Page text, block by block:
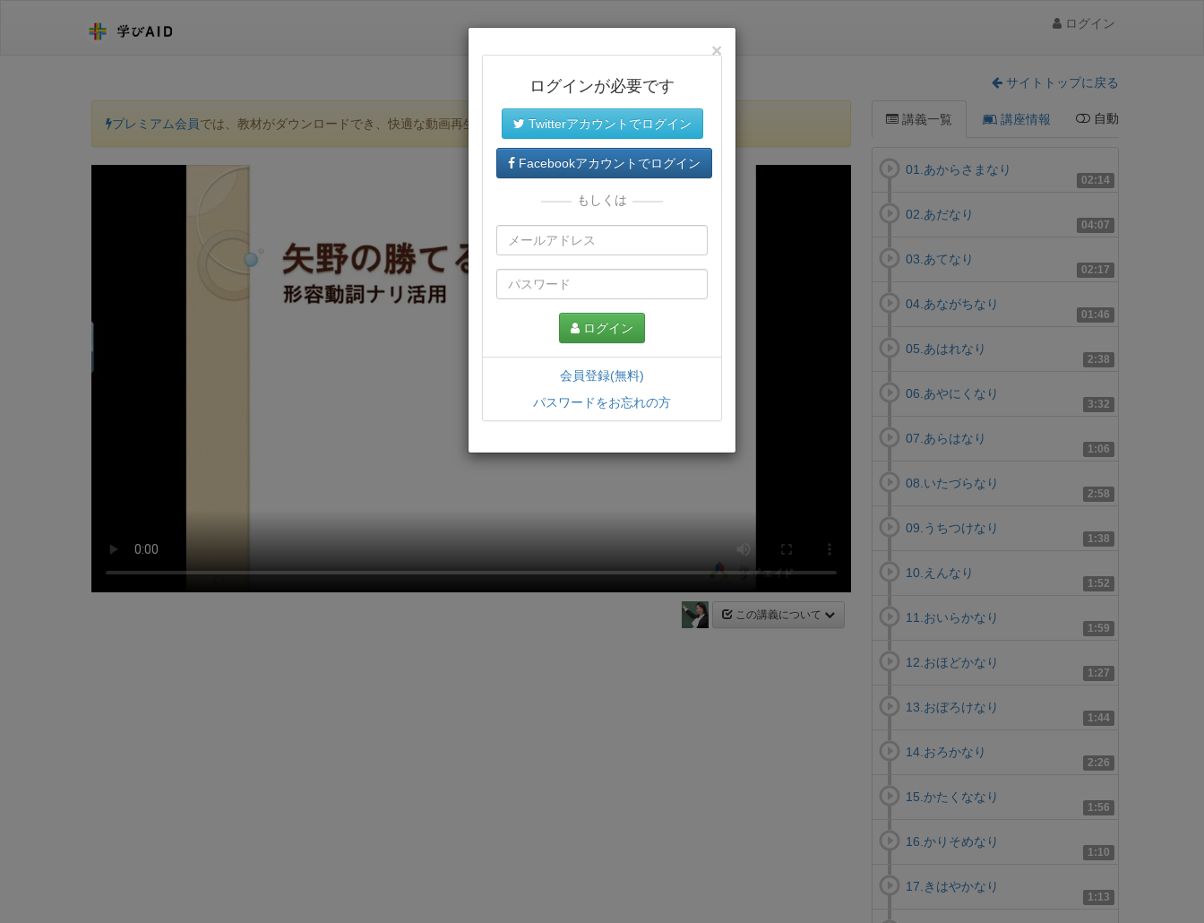
ログイン
サイトトップに戻る
プレミアム会員では、教材がダウンロードでき、快適な動画再生環境が提供されます。
この講義について
講義一覧 講座情報 自動
02:14
01.あからさまなり
04:07
02.あだなり
02:17
03.あてなり
01:46
04.あながちなり
2:38
05.あはれなり
3:32
06.あやにくなり
1:06
07.あらはなり
2:58
08.いたづらなり
1:38
09.うちつけなり
1:52
10.えんなり
1:59
11.おいらかなり
1:27
12.おほどかなり
1:44
13.おぼろけなり
2:26
14.おろかなり
1:56
15.かたくななり
1:10
16.かりそめなり
1:13
17.きはやかなり
×
ログインが必要です
Twitterアカウントでログイン
Facebookアカウントでログイン
もしくは
ログイン
会員登録(無料)
パスワードをお忘れの方